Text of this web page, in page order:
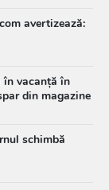
avertizează:
în vacanță în
din magazine
schimbă